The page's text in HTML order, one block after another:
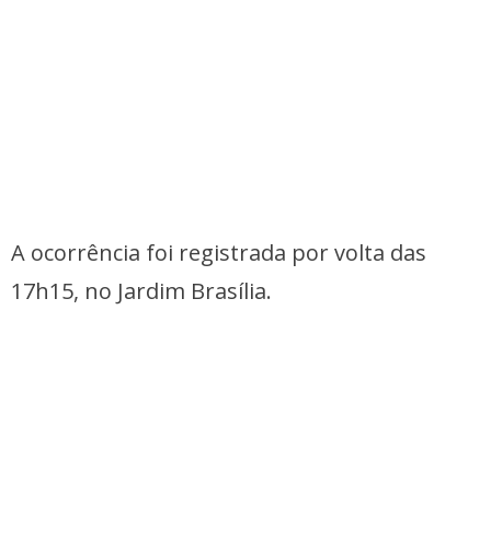
A ocorrência foi registrada por volta das
17h15, no Jardim Brasília.